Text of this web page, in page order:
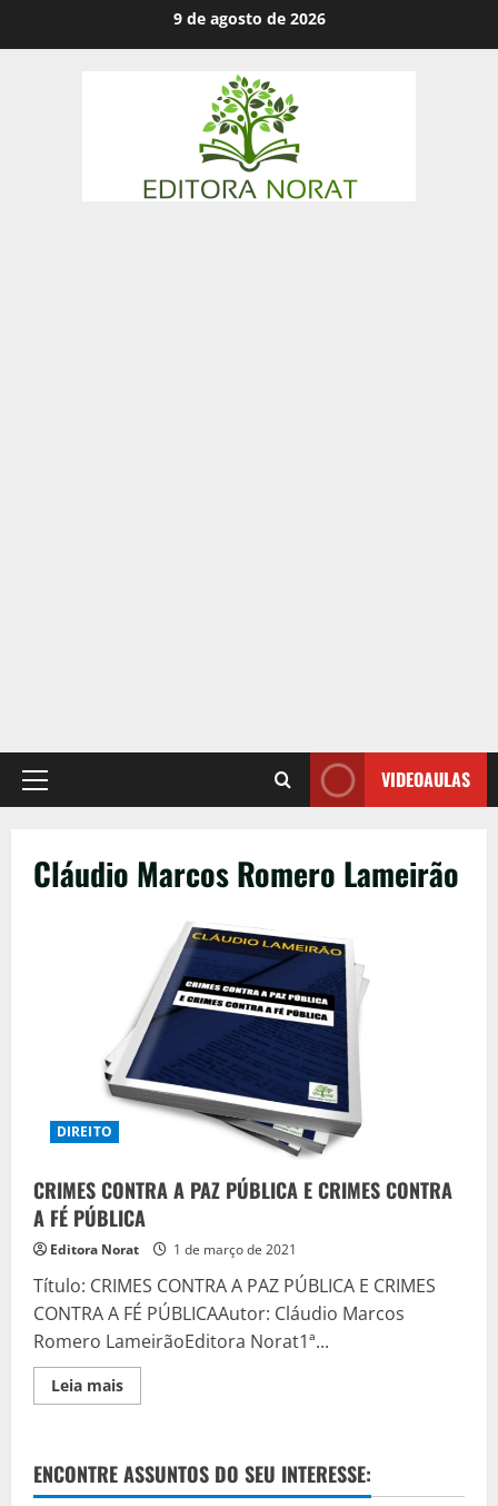
9 de agosto de 2026
Primary
VIDEOAULAS
Cláudio Marcos Romero Lameirão
DIREITO
CRIMES CONTRA A PAZ PÚBLICA E CRIMES CONTRA
A FÉ PÚBLICA
Editora Norat 1 de março de 2021
Título: CRIMES CONTRA A PAZ PÚBLICA E CRIMES
CONTRA A FÉ PÚBLICAAutor: Cláudio Marcos
Romero LameirãoEditora Norat1ª...
Leia maisRead
more
A
PAZ
PÚBLICA
ENCONTRE ASSUNTOS DO SEU INTERESSE: